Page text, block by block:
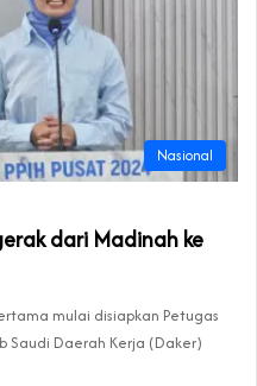
Nasional
dari Madinah ke
mulai disiapkan Petugas
Saudi Daerah Kerja (Daker)